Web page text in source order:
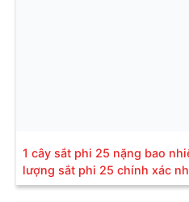
1 cây sắt phi 25 nặng bao
lượng sắt phi 25 chính xác